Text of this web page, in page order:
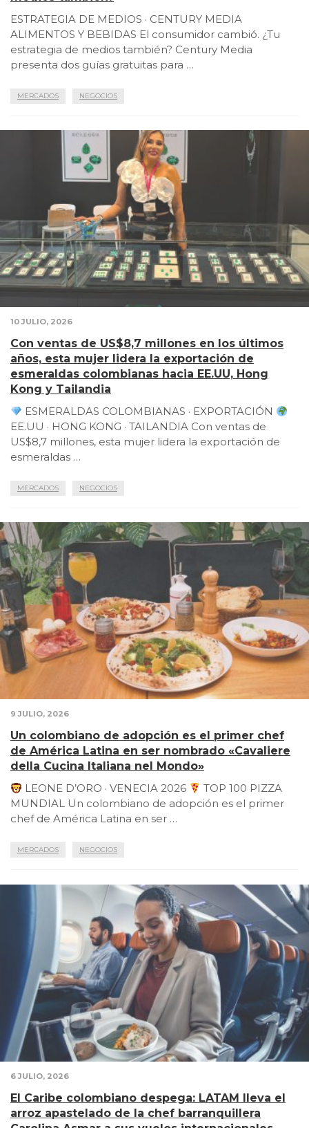
ESTRATEGIA DE MEDIOS · CENTURY MEDIA
ALIMENTOS Y BEBIDAS El consumidor cambió. ¿Tu
estrategia de medios también? Century Media
presenta dos guías gratuitas para …
MERCADOS NEGOCIOS
10 JULIO, 2026
Con ventas de US$8,7 millones en los últimos
años, esta mujer lidera la exportación de
esmeraldas colombianas hacia EE.UU, Hong
Kong y Tailandia
ESMERALDAS COLOMBIANAS · EXPORTACIÓN
EE.UU · HONG KONG · TAILANDIA Con ventas de
US$8,7 millones, esta mujer lidera la exportación de
esmeraldas …
MERCADOS NEGOCIOS
9 JULIO, 2026
Un colombiano de adopción es el primer chef
de América Latina en ser nombrado «Cavaliere
della Cucina Italiana nel Mondo»
LEONE D’ORO · VENECIA 2026
TOP 100 PIZZA
MUNDIAL Un colombiano de adopción es el primer
chef de América Latina en ser …
MERCADOS NEGOCIOS
6 JULIO, 2026
El Caribe colombiano despega: LATAM lleva el
arroz apastelado de la chef barranquillera